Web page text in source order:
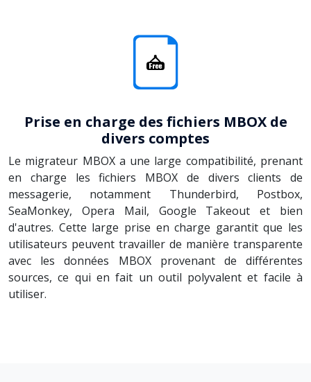
Prise en charge des fichiers MBOX de
divers comptes
Le migrateur MBOX a une large compatibilité, prenant
en charge les fichiers MBOX de divers clients de
messagerie, notamment Thunderbird, Postbox,
SeaMonkey, Opera Mail, Google Takeout et bien
d'autres. Cette large prise en charge garantit que les
utilisateurs peuvent travailler de manière transparente
avec les données MBOX provenant de différentes
sources, ce qui en fait un outil polyvalent et facile à
utiliser.